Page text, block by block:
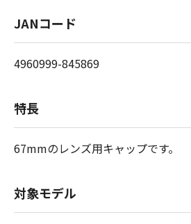
JANコード
4960999-845869
特長
67mmのレンズ用キャップです。
対象モデル